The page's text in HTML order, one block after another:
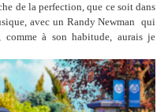
de la perfection, que ce soit dans
avec un Randy Newman qui
à son habitude, aurais je